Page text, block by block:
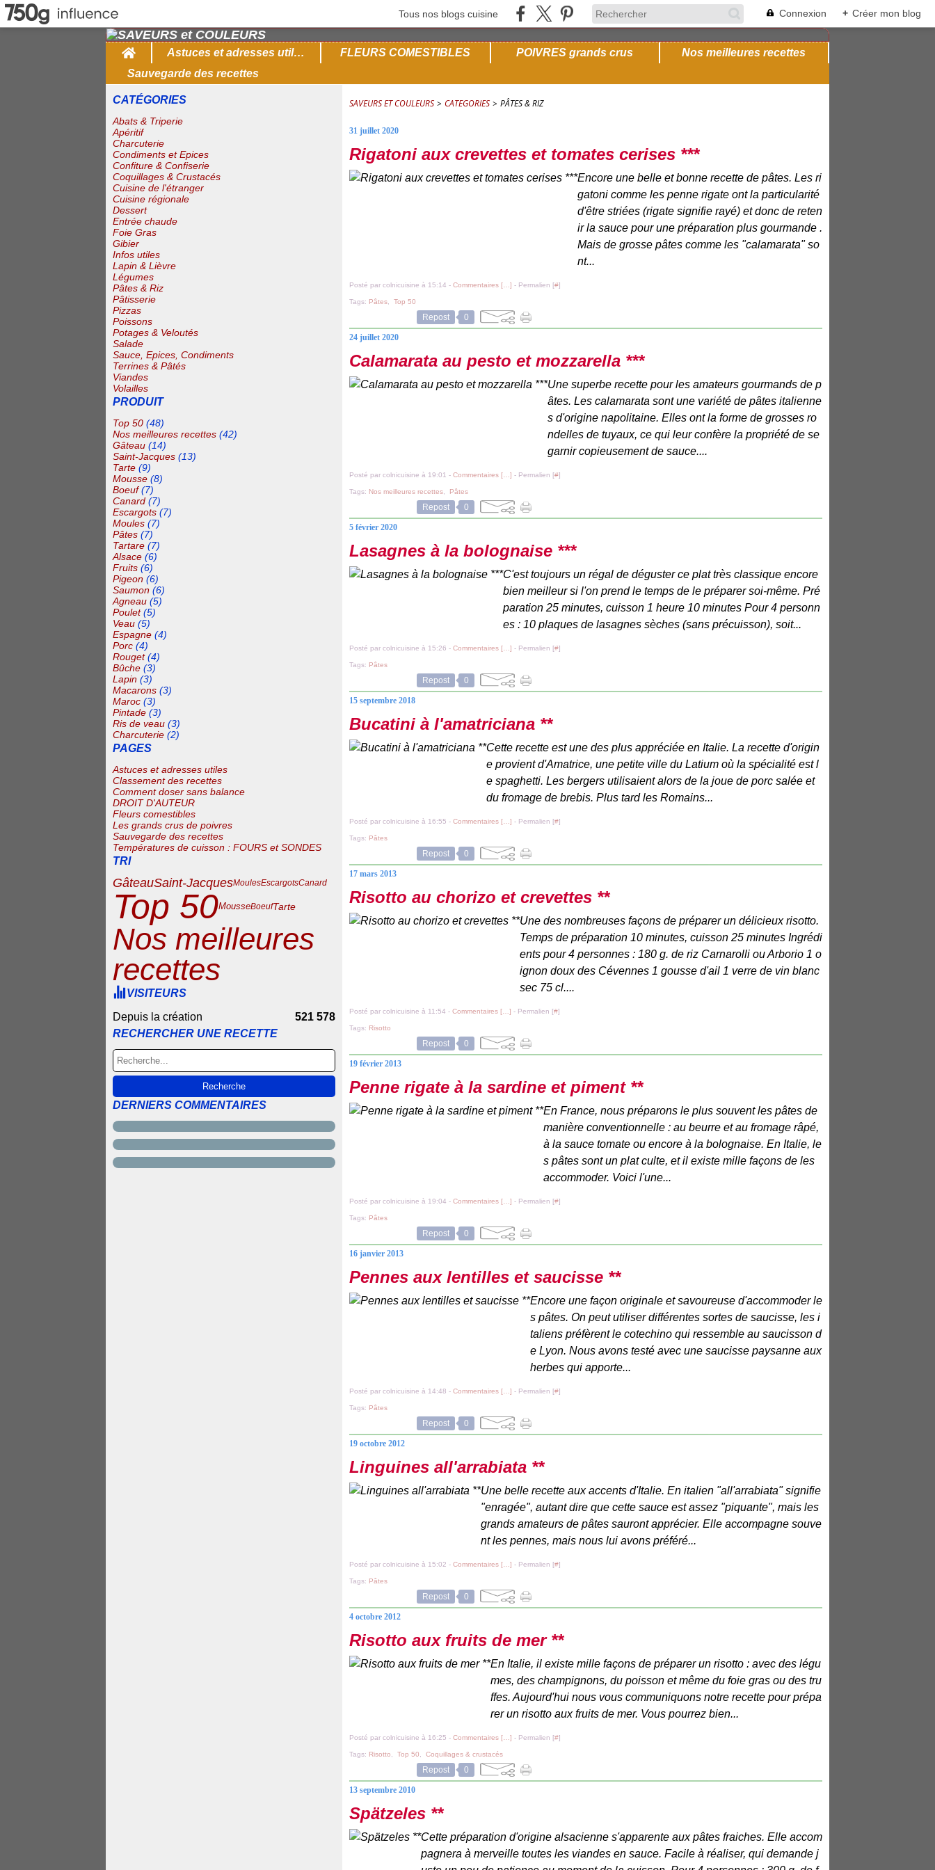
Tous nos blogs cuisine Connexion + Créer mon blog
Home Astuces et adresses utiles FLEURS COMESTIBLES POIVRES grands crus
Nos meilleures recettes
Sauvegarde des recettes
CATÉGORIES
Abats & Triperie
Apéritif
Charcuterie
Condiments et Epices
Confiture & Confiserie
Coquillages & Crustacés
Cuisine de l'étranger
Cuisine régionale
Dessert
Entrée chaude
Foie Gras
Gibier
Infos utiles
Lapin & Lièvre
Légumes
Pâtes & Riz
Pâtisserie
Pizzas
Poissons
Potages & Veloutés
Salade
Sauce, Epices, Condiments
Terrines & Pâtés
Viandes
Volailles
PRODUIT
Top 50 (48)
Nos meilleures recettes (42)
Gâteau (14)
Saint-Jacques (13)
Tarte (9)
Mousse (8)
Boeuf(7)
Canard (7)
Escargots (7)
Moules (7)
Pâtes (7)
Tartare (7)
Alsace (6)
Fruits (6)
Pigeon (6)
Saumon (6)
Agneau (5)
Poulet(5)
Veau (5)
Espagne (4)
Porc (4)
Rouget(4)
Bûche (3)
Lapin (3)
Macarons (3)
Maroc (3)
Pintade (3)
Ris de veau (3)
Charcuterie (2)
PAGES
Astuces et adresses utiles
Classement des recettes
Comment doser sans balance
DROIT D'AUTEUR
Fleurs comestibles
Les grands crus de poivres
Sauvegarde des recettes
Températures de cuisson : FOURS et SONDES
TRI
GâteauSaint-JacquesMoulesEscargotsCanard
Top 50MousseBoeufTarte
Nos meilleures
recettes
VISITEURS
Depuis la création
521 578
RECHERCHER UNE RECETTE
DERNIERS COMMENTAIRES
SAVEURS ET COULEURS > CATEGORIES > PÂTES & RIZ
31 juillet 2020
Rigatoni aux crevettes et tomates cerises ***
Encore une belle et bonne recette de pâtes. Les ri
gatoni comme les penne rigate ont la particularité
d'être striées (rigate signifie rayé) et donc de reten
ir la sauce pour une préparation plus gourmande .
Mais de grosse pâtes comme les "calamarata" so
nt...
Posté par colnicuisine à 15:14 - Commentaires [ ] - Permalien [#]
Tags: Pâtes Top 50
Repost 0
24 juillet 2020
Calamarata au pesto et mozzarella ***
Une superbe recette pour les amateurs gourmands de p
âtes. Les calamarata sont une variété de pâtes italienne
s d'origine napolitaine. Elles ont la forme de grosses ro
ndelles de tuyaux, ce qui leur confère la propriété de se
garnir copieusement de sauce....
Posté par colnicuisine à 19:01 - Commentaires [ ] - Permalien [#]
Tags: Nos meilleures recettes Pâtes
Repost 0
5 février 2020
Lasagnes à la bolognaise ***
C'est toujours un régal de déguster ce plat très classique encore
bien meilleur si l'on prend le temps de le préparer soi-même. Pré
paration 25 minutes, cuisson 1 heure 10 minutes Pour 4 personn
es : 10 plaques de lasagnes sèches (sans précuisson), soit...
Posté par colnicuisine à 15:26 - Commentaires [ ] - Permalien [#]
Tags: Pâtes
Repost 0
15 septembre 2018
Bucatini à l'amatriciana **
Cette recette est une des plus appréciée en Italie. La recette d'origin
e provient d'Amatrice, une petite ville du Latium où la spécialité est l
e spaghetti. Les bergers utilisaient alors de la joue de porc salée et
du fromage de brebis. Plus tard les Romains...
Posté par colnicuisine à 16:55 - Commentaires [ ] - Permalien [#]
Tags: Pâtes
Repost 0
17 mars 2013
Risotto au chorizo et crevettes **
Une des nombreuses façons de préparer un délicieux risotto.
Temps de préparation 10 minutes, cuisson 25 minutes Ingrédi
ents pour 4 personnes : 180 g. de riz Carnarolli ou Arborio 1 o
ignon doux des Cévennes 1 gousse d'ail 1 verre de vin blanc
sec 75 cl....
Posté par colnicuisine à 11:54 - Commentaires [ ] - Permalien [#]
Tags: Risotto
Repost 0
19 février 2013
Penne rigate à la sardine et piment **
En France, nous préparons le plus souvent les pâtes de
manière conventionnelle : au beurre et au fromage râpé,
à la sauce tomate ou encore à la bolognaise. En Italie, le
s pâtes sont un plat culte, et il existe mille façons de les
accommoder. Voici l'une...
Posté par colnicuisine à 19:04 - Commentaires [ ] - Permalien [#]
Tags: Pâtes
Repost 0
16 janvier 2013
Pennes aux lentilles et saucisse **
Encore une façon originale et savoureuse d'accommoder le
s pâtes. On peut utiliser différentes sortes de saucisse, les i
taliens préfèrent le cotechino qui ressemble au saucisson d
e Lyon. Nous avons testé avec une saucisse paysanne aux
herbes qui apporte...
Posté par colnicuisine à 14:48 - Commentaires [ ] - Permalien [#]
Tags: Pâtes
Repost 0
19 octobre 2012
Linguines all'arrabiata **
Une belle recette aux accents d'Italie. En italien "all'arrabiata" signifie
"enragée", autant dire que cette sauce est assez "piquante", mais les
grands amateurs de pâtes sauront apprécier. Elle accompagne souve
nt les pennes, mais nous lui avons préféré...
Posté par colnicuisine à 15:02 - Commentaires [ ] - Permalien [#]
Tags: Pâtes
Repost 0
4 octobre 2012
Risotto aux fruits de mer **
En Italie, il existe mille façons de préparer un risotto : avec des légu
mes, des champignons, du poisson et même du foie gras ou des tru
ffes. Aujourd'hui nous vous communiquons notre recette pour prépa
rer un risotto aux fruits de mer. Vous pourrez bien...
Posté par colnicuisine à 16:25 - Commentaires [ ] - Permalien [#]
Tags: Risotto Top 50 Coquillages & crustacés
Repost 0
13 septembre 2010
Spätzeles **
Cette préparation d'origine alsacienne s'apparente aux pâtes fraiches. Elle accom
pagnera à merveille toutes les viandes en sauce. Facile à réaliser, qui demande j